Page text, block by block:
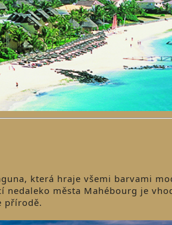
která hraje všemi barvami
města Mahébourg je
přírodě.